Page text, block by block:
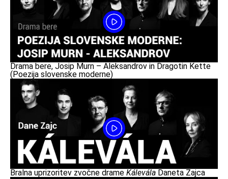
Drama bere, Josip Murn – Aleksandrov in Dragotin Kette
(Poezija slovenske moderne)
Bralna uprizoritev zvočne drame Kálevála Daneta Zajca